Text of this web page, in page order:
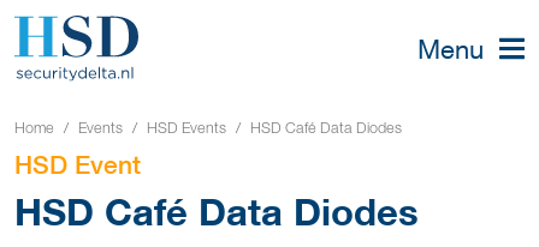
Menu
Home Events HSD Events HSD Café Data Diodes
HSD Event
HSD Café Data Diodes